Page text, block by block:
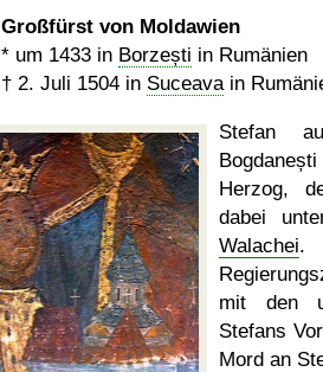
Großfürst von Moldawien
* um 1433 in Borzești in Rumänien
† 2. Juli 1504 in Suceavain
Stefan
Herzog,
dabei
Walachei.
mit den
Stefans
Mord an